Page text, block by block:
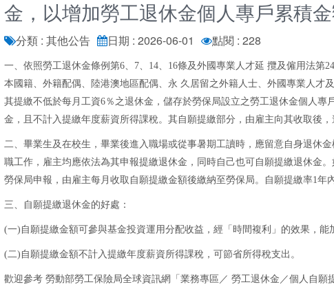
金，以增加勞工退休金個人專戶累積
分類 : 其他公告 日期 : 2026-06-01 點閱 : 228
一、依照勞工退休金條例第6、7、14、16條及外國專業人才延 攬及僱用法第
本國籍、外籍配偶、陸港澳地區配偶、永 久居留之外籍人士、外國專業人才
其提繳不低於每月工資6％之退休金，儲存於勞保局設立之勞工退休金個人
金，且不計入提繳年度薪資所得課稅。其自願提繳部分，由雇主向其收取後，
二、畢業生及在校生，畢業後進入職場或從事暑期工讀時，應留意自身退休
職工作，雇主均應依法為其申報提繳退休金，同時自己也可自願提繳退休金
勞保局申報，由雇主每月收取自願提繳金額後繳納至勞保局。自願提繳率1年
三、自願提繳退休金的好處：
(一)自願提繳金額可參與基金投資運用分配收益，經「時間複利」的效果，能
(二)自願提繳金額不計入提繳年度薪資所得課稅，可節省所得稅支出。
歡迎參考 勞動部勞工保險局全球資訊網「業務專區／ 勞工退休金／個人自願